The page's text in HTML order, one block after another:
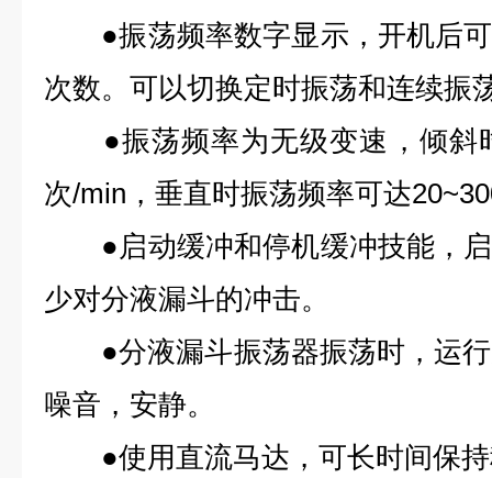
●振荡频率数字显示，开机后可
次数。可以切换定时振荡和连续振
●振荡频率为无级变速，倾斜
次/min，垂直时振荡频率可达
●启动缓冲和停机缓冲技能，启
少对分液漏斗的冲击。
●分液漏斗振荡器振荡时，运行
噪音，安静。
●使用直流马达，可长时间保持